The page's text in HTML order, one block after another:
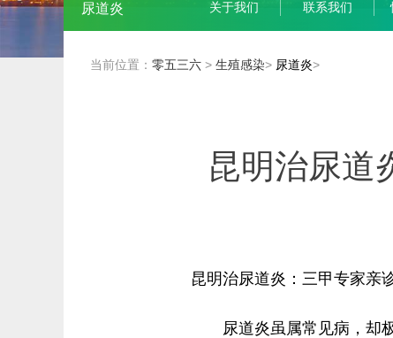
尿道炎 关于我们 联系我们
当前位置： 零五三六 > 生殖感染> 尿道炎>
昆明治尿道
昆明治尿道炎：三甲专家亲
尿道炎虽属常见病，却